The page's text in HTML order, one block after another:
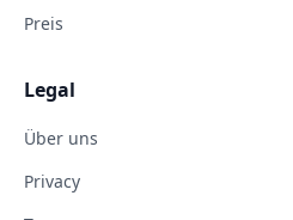
Preis
Legal
Über uns
Privacy